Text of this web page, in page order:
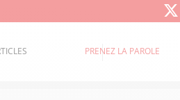
PRENEZ LA PAROLE